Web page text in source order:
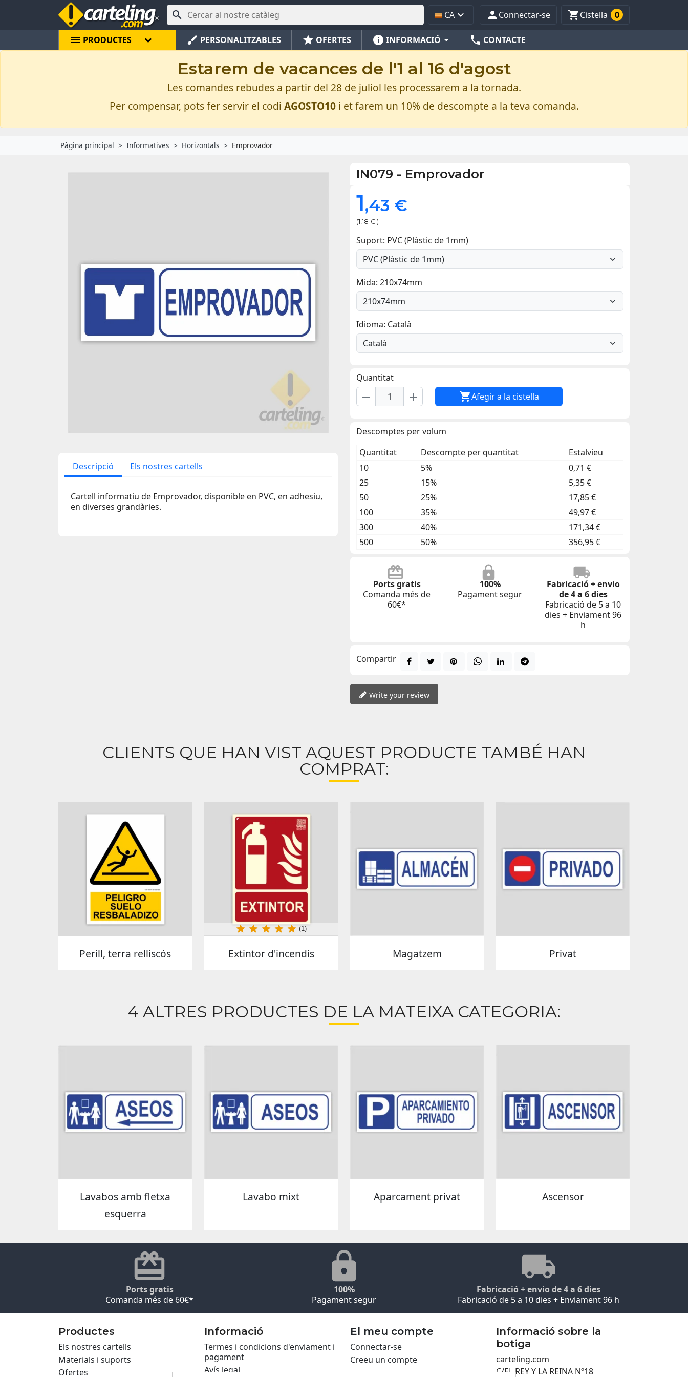
 CA  Connectar-se Cistella 0
menu PRODUCTES brush PERSONALITZABLES star OFERTES info INFORMACIÓ phone CONTACTE
Estarem de vacances de l'1 al 16 d'agost
Les comandes rebudes a partir del 28 de juliol les processarem a la tornada.
Per compensar, pots fer servir el codi AGOSTO10i et farem un 10% de descompte a la teva comanda.
Pàgina principal Informatives Horizontals Emprovador
Descripció Els nostres cartells
Cartell informatiu de Emprovador, disponible en PVC, en adhesiu,
en diverses grandàries.
IN079 - Emprovador
1,43 €
(1,18 € )
Suport: PVC (Plàstic de 1mm)
Mida: 210x74mm
Idioma: Català
Quantitat
remove add Afegir a la cistella
Descomptes per volum
Quantitat
Descompte per quantitat
Estalvieu
10
5%
0,71 €
25
15%
5,35 €
50
25%
17,85 €
100
35%
49,97 €
300
40%
171,34 €
500
50% 356,95 €
Ports gratis
Comanda més de
60€*
100%
Pagament segur
Fabricació + envio
de 4 a 6 dies
Fabricació de 5 a 10
dies + Enviament 96
h
Compartir
Write your review
CLIENTS QUE HAN VIST AQUEST PRODUCTE TAMBÉ HAN
COMPRAT:
Perill, terra relliscós Extintor d'incendis
(1)
Magatzem Privat
4 ALTRES PRODUCTES DE LA MATEIXA CATEGORIA:
Lavabos amb fletxa
esquerra
Lavabo mixt Aparcament privat Ascensor
Ports gratis
Comanda més de 60€*
100%
Pagament segur
Fabricació + envio de 4 a 6 dies
Fabricació de 5 a 10 dies + Enviament 96 h
Productes
Els nostres cartells
Materials i suports
Ofertes
Informació
Termes i condicions d'enviament i
pagament
Avís legal
El meu compte
Connectar-se
Creeu un compte
Informació sobre la
botiga
carteling.com
C/EL REY Y LA REINA Nº18